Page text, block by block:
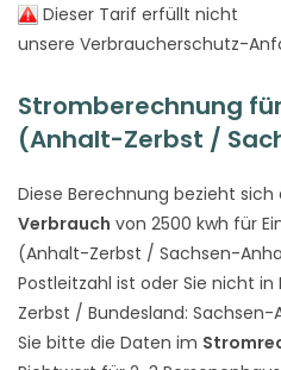
Dieser Tarif erfüllt nicht
unsere Verbraucherschutz-
Stromberechnung
(Anhalt-Zerbst /
Diese Berechnung bezieht sich
Verbrauch von 2500 kwh für
(Anhalt-Zerbst / Sachsen-
Postleitzahl ist oder Sie nicht
Zerbst / Bundesland:
Sie bitte die Daten im